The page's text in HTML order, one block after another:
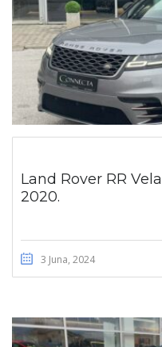
Land Rover RR
2020.
3 Juna, 2024